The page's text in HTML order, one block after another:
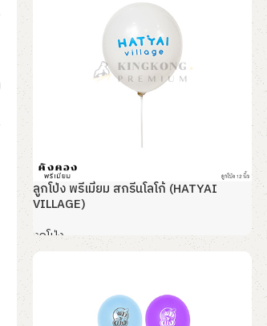
ลูกโป่ง พรีเมี่ยม สกรีนโลโก้ (HATYAI
VILLAGE)
ลูกโป่ง